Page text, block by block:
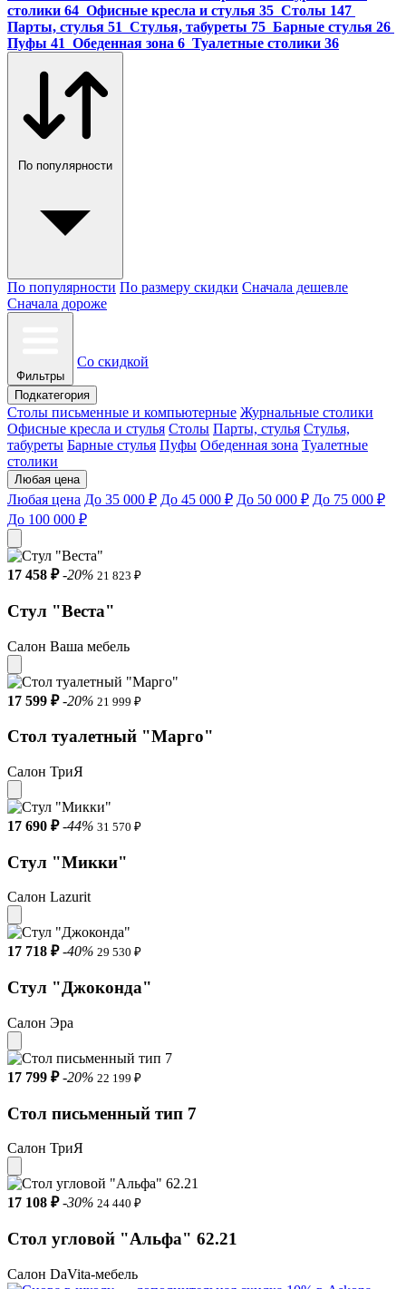
столики 64 Офисные кресла и стулья 35 Cтолы 147
Парты, стулья 51 Стулья, табуреты 75 Барные стулья 26
Пуфы 41 Обеденная зона 6 Туалетные столики 36
По популярности
По популярности По размеру скидки Сначала дешевле
Сначала дороже
Фильтры
Со скидкой
Подкатегория
Столы письменные и компьютерные Журнальные столики
Офисные кресла и стулья Cтолы Парты, стулья Стулья,
табуреты Барные стулья Пуфы Обеденная зона Туалетные
столики
Любая цена
Любая цена До 35 000 ₽ До 45 000 ₽ До 50 000 ₽ До 75 000 ₽
До 100 000 ₽
17 458 ₽ -20% 21 823 ₽
Стул "Веста"
Салон Ваша мебель
17 599 ₽ -20% 21 999 ₽
Стол туалетный "Марго"
Салон ТриЯ
17 690 ₽ -44% 31 570 ₽
Стул "Микки"
Салон Lazurit
17 718 ₽ -40% 29 530 ₽
Стул "Джоконда"
Салон Эра
17 799 ₽ -20% 22 199 ₽
Стол письменный тип 7
Салон ТриЯ
17 108 ₽ -30% 24 440 ₽
Стол угловой "Альфа" 62.21
Салон DaVita-мебель